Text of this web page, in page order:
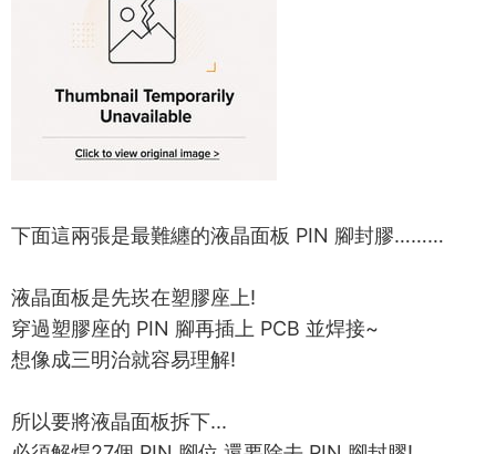
下面這兩張是最難纏的液晶面板 PIN 腳封膠………
液晶面板是先崁在塑膠座上!
穿過塑膠座的 PIN 腳再插上 PCB 並焊接~
想像成三明治就容易理解!
所以要將液晶面板拆下...